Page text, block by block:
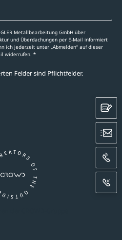
Metallbearbeitung GmbH über
und Überdachungen per E-Mail informiert
ich jederzeit unter „Abmelden‘‘ auf dieser
widerrufen. *
Felder sind Pflichtfelder.